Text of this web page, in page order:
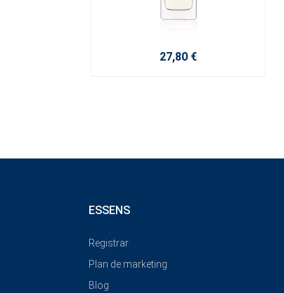
27,80 €
ESSENS
Registrar
Plan de marketing
Blog